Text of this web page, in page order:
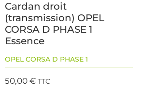
Cardan droit
(transmission) OPEL
CORSA D PHASE 1
Essence
OPEL CORSA D PHASE 1
50,00€ TTC